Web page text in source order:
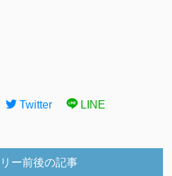
Twitter LINE
ー前後の記事